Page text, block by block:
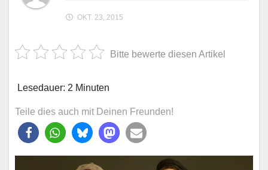
OKT. 23, 2015
Bitte bewerte diesen Artikel
Lesedauer: 2 Minuten
Teile dies auch mit Deinen Freunden!